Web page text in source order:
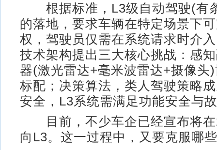
根据标准，L3级自动驾驶(有
的落地，要求车辆在特定场景下
权，驾驶员仅需在系统请求时介
技术架构提出三大核心挑战：感
器(激光雷达+毫米波雷达+摄像头
标配；决策算法，类人驾驶策略
安全，L3系统需满足功能安全与
目前，不少车企已经宣布将在
向L3。这一过程中，又要克服哪